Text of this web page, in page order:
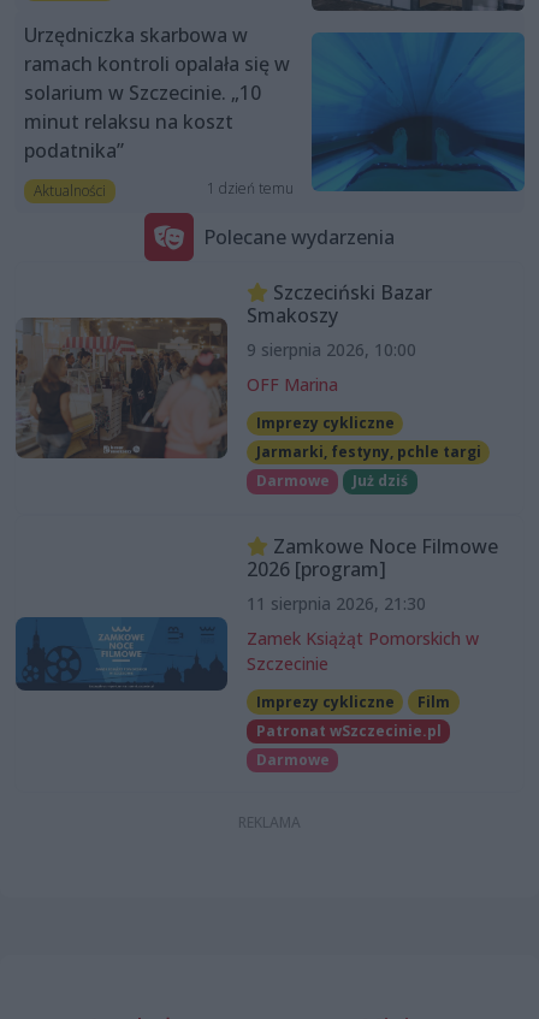
Urzędniczka skarbowa w
ramach kontroli opalała się w
solarium w Szczecinie. „10
minut relaksu na koszt
podatnika”
Aktualności 1 dzień temu
Polecane wydarzenia
Szczeciński Bazar
Smakoszy
9 sierpnia 2026, 10:00
OFF Marina
Imprezy cykliczne
Jarmarki, festyny, pchle targi
Darmowe
Już dziś
Zamkowe Noce Filmowe
2026 [program]
11 sierpnia 2026, 21:30
Zamek Książąt Pomorskich w
Szczecinie
Imprezy cykliczne
Film
Patronat wSzczecinie.pl
Darmowe